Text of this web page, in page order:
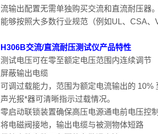
流输出配置无需单独购买交流和直流耐压器
能够按照大多数行业规范（例如UL、CSA
H306B交流/直流耐压测试仪产品特性
测试电压可在零至额定电压范围内连续调节
屏蔽输出电缆
可调过载能力，范围为额定电流输出的 10%
声光报*器可清晰指示过载情况。
零启动联锁装置确保高压电源通电前电压控
将电磁阀接地，输出电缆与被测物体短路